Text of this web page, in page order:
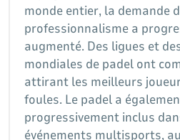
monde entier, la demande
professionnalisme a
augmenté. Des ligues et
mondiales de padel ont
attirant les meilleurs
foules. Le padel a
progressivement inclus
événements multisports,